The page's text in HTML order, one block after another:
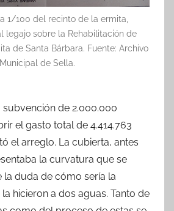
1/100 del recinto de la ermita,
legajo sobre la Rehabilitación de
de Santa Bárbara. Fuente: Archivo
Municipal de Sella.
de 2.000.000
el gasto total de 4.414.763
el arreglo. La cubierta, antes
la curvatura que se
la duda de cómo sería la
hicieron a dos aguas. Tanto de